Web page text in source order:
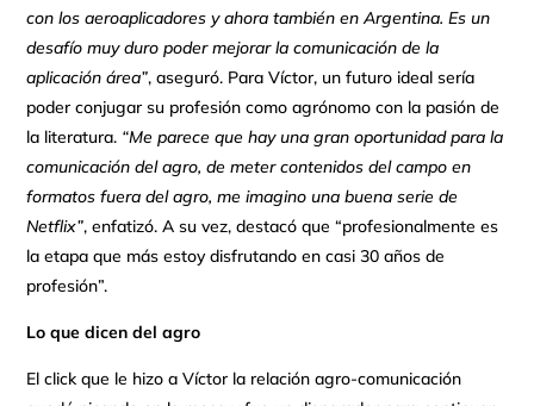
con los aeroaplicadores y ahora también en Argentina. Es un
desafío muy duro poder mejorar la comunicación de la
aplicación área”, aseguró. Para Víctor, un futuro ideal sería
poder conjugar su profesión como agrónomo con la pasión de
la literatura. “Me parece que hay una gran oportunidad para la
comunicación del agro, de meter contenidos del campo en
formatos fuera del agro, me imagino una buena serie de
Netflix”, enfatizó. A su vez, destacó que “profesionalmente es
la etapa que más estoy disfrutando en casi 30 años de
profesión”.
Lo que dicen del agro
El click que le hizo a Víctor la relación agro-comunicación